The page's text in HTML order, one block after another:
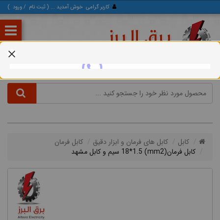
کاربر گرامی خوش آمدید ... ( ثبت‌ نام /ورود )
کابل کابل های فرمان و ابزار دقیق
کابل فرمان
کابل فرمان(mm2) 18*1.5 سیم و کابل مشهد